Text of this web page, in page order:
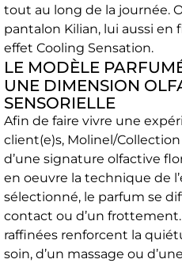
tout au long de la journée.
pantalon Kilian, lui aussi en
effet Cooling Sensation.
LE MODÈLE
UNE DIMENSION
SENSORIELLE
Afin de faire vivre une
client(e)s, Molinel/
d’une signature olfactive
en oeuvre la technique de
sélectionné, le parfum se
contact ou d’un
raffinées renforcent la
soin, d’un massage ou